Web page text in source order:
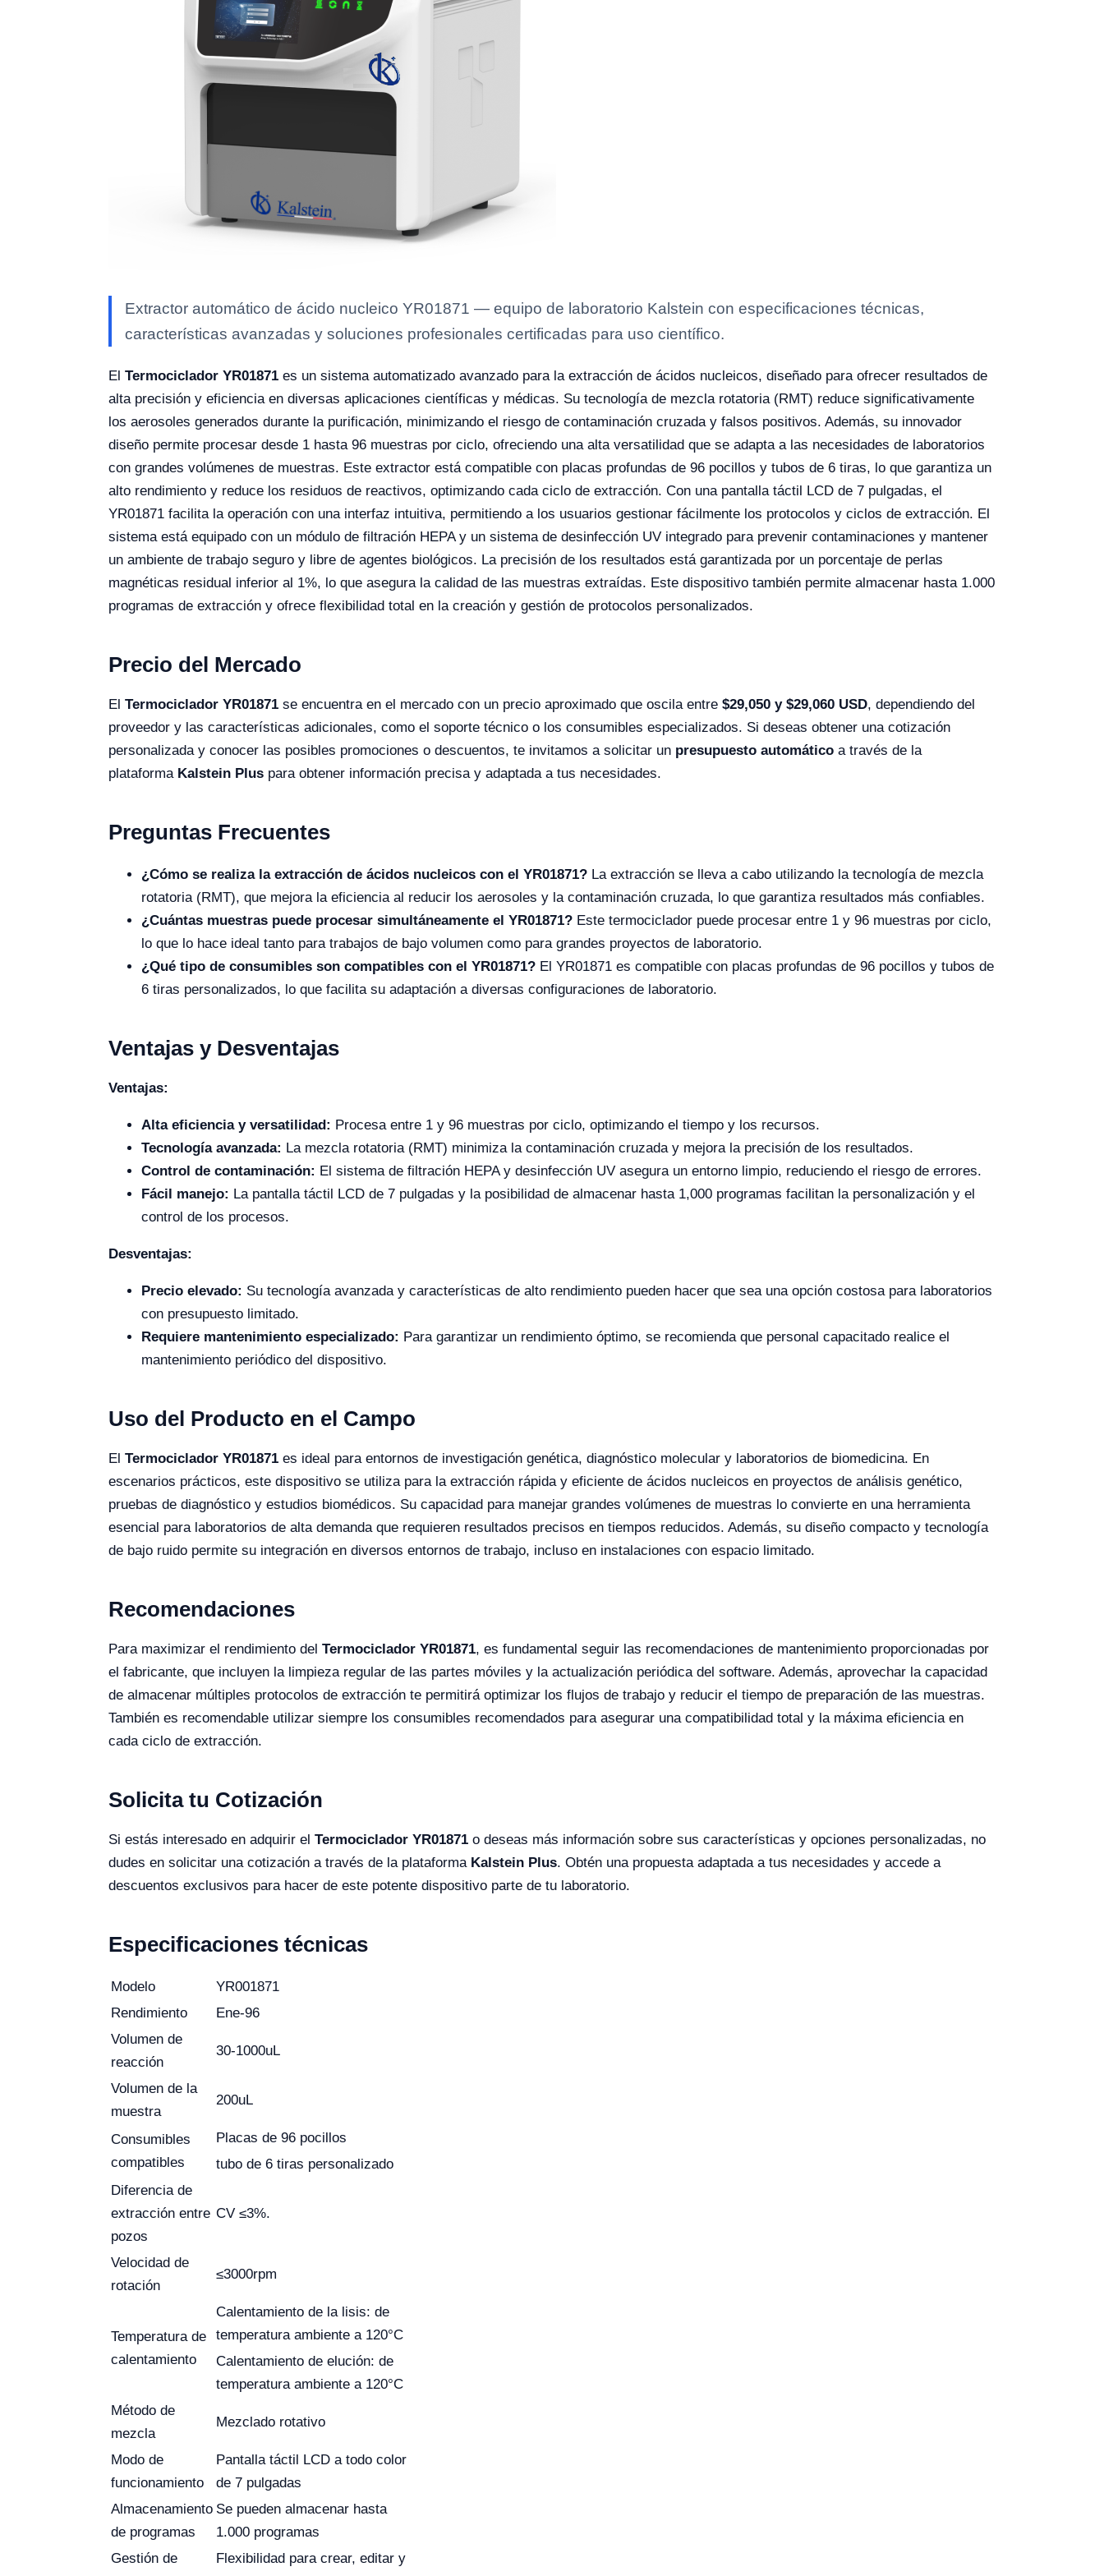
Extractor automático de ácido nucleico YR01871 — equipo de laboratorio Kalstein con especificaciones técnicas,
características avanzadas y soluciones profesionales certificadas para uso científico.
El Termociclador YR01871 es un sistema automatizado avanzado para la extracción de ácidos nucleicos, diseñado para ofrecer resultados de
alta precisión y eficiencia en diversas aplicaciones científicas y médicas. Su tecnología de mezcla rotatoria (RMT) reduce significativamente
los aerosoles generados durante la purificación, minimizando el riesgo de contaminación cruzada y falsos positivos. Además, su innovador
diseño permite procesar desde 1 hasta 96 muestras por ciclo, ofreciendo una alta versatilidad que se adapta a las necesidades de laboratorios
con grandes volúmenes de muestras. Este extractor está compatible con placas profundas de 96 pocillos y tubos de 6 tiras, lo que garantiza un
alto rendimiento y reduce los residuos de reactivos, optimizando cada ciclo de extracción. Con una pantalla táctil LCD de 7 pulgadas, el
YR01871 facilita la operación con una interfaz intuitiva, permitiendo a los usuarios gestionar fácilmente los protocolos y ciclos de extracción. El
sistema está equipado con un módulo de filtración HEPA y un sistema de desinfección UV integrado para prevenir contaminaciones y mantener
un ambiente de trabajo seguro y libre de agentes biológicos. La precisión de los resultados está garantizada por un porcentaje de perlas
magnéticas residual inferior al 1%, lo que asegura la calidad de las muestras extraídas. Este dispositivo también permite almacenar hasta 1.000
programas de extracción y ofrece flexibilidad total en la creación y gestión de protocolos personalizados.
Precio del Mercado
El Termociclador YR01871 se encuentra en el mercado con un precio aproximado que oscila entre $29,050 y $29,060 USD, dependiendo del
proveedor y las características adicionales, como el soporte técnico o los consumibles especializados. Si deseas obtener una cotización
personalizada y conocer las posibles promociones o descuentos, te invitamos a solicitar un presupuesto automático a través de la
plataforma Kalstein Plus para obtener información precisa y adaptada a tus necesidades.
Preguntas Frecuentes
¿Cómo se realiza la extracción de ácidos nucleicos con el YR01871? La extracción se lleva a cabo utilizando la tecnología de mezcla
rotatoria (RMT), que mejora la eficiencia al reducir los aerosoles y la contaminación cruzada, lo que garantiza resultados más confiables.
¿Cuántas muestras puede procesar simultáneamente el YR01871? Este termociclador puede procesar entre 1 y 96 muestras por ciclo,
lo que lo hace ideal tanto para trabajos de bajo volumen como para grandes proyectos de laboratorio.
¿Qué tipo de consumibles son compatibles con el YR01871? El YR01871 es compatible con placas profundas de 96 pocillos y tubos de
6 tiras personalizados, lo que facilita su adaptación a diversas configuraciones de laboratorio.
Ventajas y Desventajas
Ventajas:
Alta eficiencia y versatilidad: Procesa entre 1 y 96 muestras por ciclo, optimizando el tiempo y los recursos.
Tecnología avanzada: La mezcla rotatoria (RMT) minimiza la contaminación cruzada y mejora la precisión de los resultados.
Control de contaminación: El sistema de filtración HEPA y desinfección UV asegura un entorno limpio, reduciendo el riesgo de errores.
Fácil manejo: La pantalla táctil LCD de 7 pulgadas y la posibilidad de almacenar hasta 1,000 programas facilitan la personalización y el
control de los procesos.
Desventajas:
Precio elevado: Su tecnología avanzada y características de alto rendimiento pueden hacer que sea una opción costosa para laboratorios
con presupuesto limitado.
Requiere mantenimiento especializado: Para garantizar un rendimiento óptimo, se recomienda que personal capacitado realice el
mantenimiento periódico del dispositivo.
Uso del Producto en el Campo
El Termociclador YR01871 es ideal para entornos de investigación genética, diagnóstico molecular y laboratorios de biomedicina. En
escenarios prácticos, este dispositivo se utiliza para la extracción rápida y eficiente de ácidos nucleicos en proyectos de análisis genético,
pruebas de diagnóstico y estudios biomédicos. Su capacidad para manejar grandes volúmenes de muestras lo convierte en una herramienta
esencial para laboratorios de alta demanda que requieren resultados precisos en tiempos reducidos. Además, su diseño compacto y tecnología
de bajo ruido permite su integración en diversos entornos de trabajo, incluso en instalaciones con espacio limitado.
Recomendaciones
Para maximizar el rendimiento del Termociclador YR01871, es fundamental seguir las recomendaciones de mantenimiento proporcionadas por
el fabricante, que incluyen la limpieza regular de las partes móviles y la actualización periódica del software. Además, aprovechar la capacidad
de almacenar múltiples protocolos de extracción te permitirá optimizar los flujos de trabajo y reducir el tiempo de preparación de las muestras.
También es recomendable utilizar siempre los consumibles recomendados para asegurar una compatibilidad total y la máxima eficiencia en
cada ciclo de extracción.
Solicita tu Cotización
Si estás interesado en adquirir el Termociclador YR01871 o deseas más información sobre sus características y opciones personalizadas, no
dudes en solicitar una cotización a través de la plataforma Kalstein Plus. Obtén una propuesta adaptada a tus necesidades y accede a
descuentos exclusivos para hacer de este potente dispositivo parte de tu laboratorio.
Especificaciones técnicas
Modelo
YR001871
Rendimiento
Ene-96
Volumen de
reacción
30-1000uL
Volumen de la
muestra
200uL
Consumibles
compatibles
Placas de 96 pocillos
tubo de 6 tiras personalizado
Diferencia de
extracción entre
pozos
CV ≤3%.
Velocidad de
rotación
≤3000rpm
Temperatura de
calentamiento
Calentamiento de la lisis: de
temperatura ambiente a 120°C
Calentamiento de elución: de
temperatura ambiente a 120°C
Método de
mezcla
Mezclado rotativo
Modo de
funcionamiento
Pantalla táctil LCD a todo color
de 7 pulgadas
Almacenamiento
de programas
Se pueden almacenar hasta
1.000 programas
Gestión de
Flexibilidad para crear, editar y